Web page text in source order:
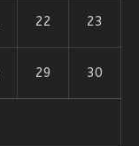
22 23
29 30